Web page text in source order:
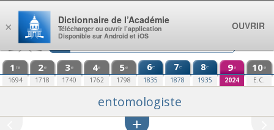
Aller au contenu
1 re
1694
2e
1718
3e
1740
4e
1762
5e
1798
6e
1835
7e
1878
8e
1935
9e
2024
10e
E.C.
entomologiste
×
Dictionnaire de l’Académie
Télécharger ou ouvrir l’application
Disponible sur Android et iOS
OUVRIR